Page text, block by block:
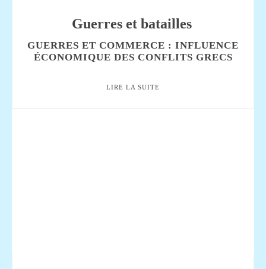
Guerres et batailles
GUERRES ET COMMERCE : INFLUENCE
ÉCONOMIQUE DES CONFLITS GRECS
LIRE LA SUITE